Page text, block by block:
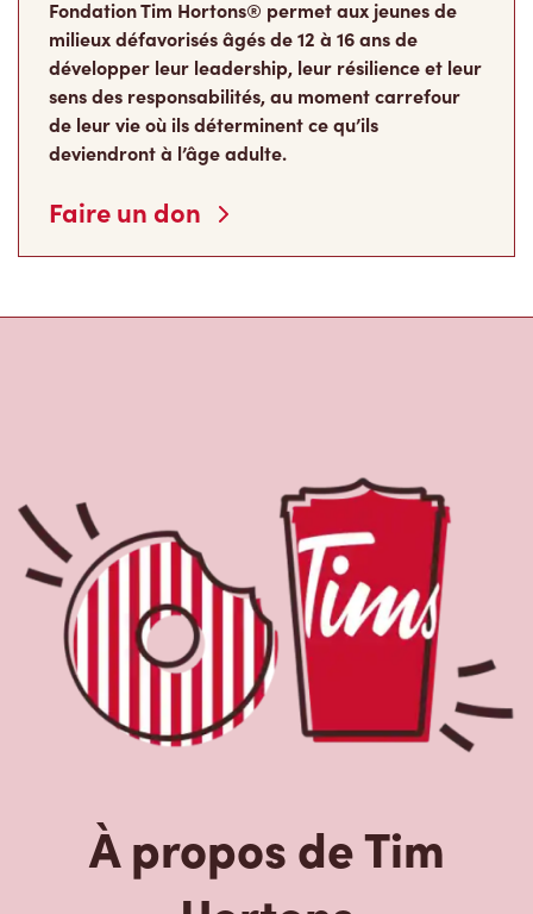
Fondation Tim Hortons® permet aux jeunes de
milieux défavorisés âgés de 12 à 16 ans de
développer leur leadership, leur résilience et leur
sens des responsabilités, au moment carrefour
de leur vie où ils déterminent ce qu’ils
deviendront à l’âge adulte.
Faire un don
À propos de Tim